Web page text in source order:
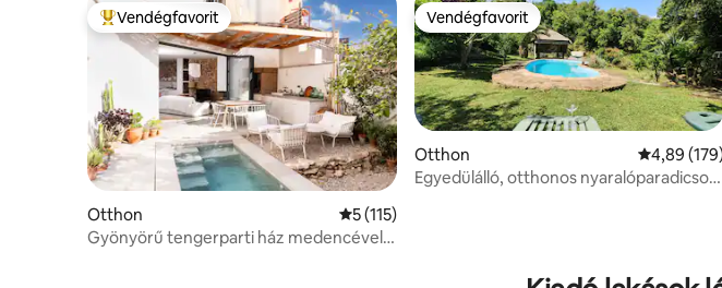
Kiemelt vendégfavorit
Vendégfavorit
Otthon Átlagos értékelés: 5/5, 115 vélemény
5 (115)
Gyönyörű tengerparti ház medencével –
Vendégfavorit
Vendégfavorit
Otthon Átlagos
4,89
Egyedülálló, otthonos nyaralóparadicsom